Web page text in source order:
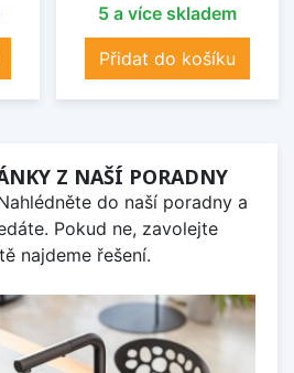
5 a více skladem
Přidat do košíku
Z NAŠÍ PORADNY
do naší poradny a
Pokud ne, zavolejte
najdeme řešení.